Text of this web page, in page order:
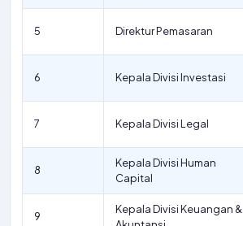
5 Direktur Pemasaran
6 Kepala Divisi Investasi
7 Kepala Divisi Legal
8
Kepala Divisi Human
Capital
9
Kepala Divisi Keuangan &